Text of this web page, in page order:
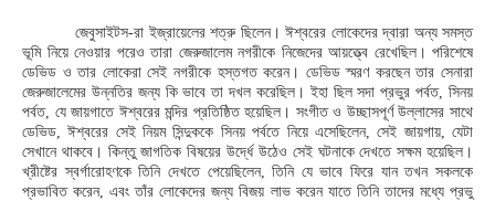
জেবুসাইটস-রা ইজ্রায়েলের শত্রু ছিলেন। ঈশ্বরের লোকেদের দ্বারা অন্য সমস্ত
ভূমি নিয়ে নেওয়ার পরেও তারা জেরুজালেম নগরীকে নিজেদের আয়ত্ত্বে রেখেছিল। পরিশেষে
ডেভিড ও তার লোকেরা সেই নগরীকে হস্তগত করেন। ডেভিড স্মরণ করছেন তার সেনারা
জেরুজালেমের উন্নতির জন্য কি ভাবে তা দখল করেছিল। ইহা ছিল সদা প্রভুর পর্বত, সিনয়
পর্বত, যে জায়গাতে ঈশ্বরের মন্দির প্রতিষ্ঠিত হয়েছিল। সংগীত ও উচ্ছাসপূর্ণ উল্লাসের সাথে
ডেভিড, ঈশ্বরের সেই নিয়ম সিন্দুককে সিনয় পর্বতে নিয়ে এসেছিলেন, সেই জায়গায়, যেটা
সেখানে থাকবে। কিন্তু জাগতিক বিষয়ের উর্দ্ধে উঠেও সেই ঘটনাকে দেখতে সক্ষম হয়েছিল।
খ্রীষ্টের স্বর্গারোহণকে তিনি দেখতে পেয়েছিলেন, তিনি যে ভাবে ফিরে যান তখন সকলকে
প্রভাবিত করেন, এবং তাঁর লোকেদের জন্য বিজয় লাভ করেন যাতে তিনি তাদের মধ্যে প্রভু